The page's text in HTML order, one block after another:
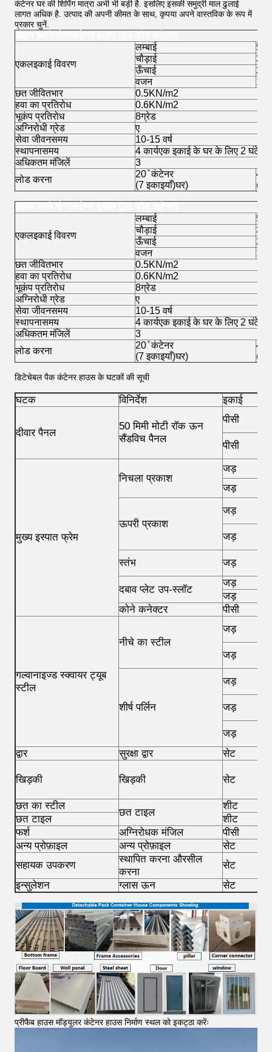
कंटेनर घर की शिपिंग मात्रा अभी भी बड़ी है. इसलिए इसकी समुद्री माल ढुलाई
लागत अधिक है. उत्पाद की अपनी कीमत के साथ, कृपया अपने वास्तविक के रूप में
प्रकार चुनें.
एकलइकाई विवरण
लम्बाई
चौड़ाई
ऊँचाई
वजन
छत जीवितभार
0.5KN/m2
हवा का प्रतिरोध
0.6KN/m2
भूकंप प्रतिरोध
8ग्रेड
अग्निरोधी ग्रेड
ए
सेवा जीवनसमय
10-15 वर्ष
स्थापनासमय 4 कार्यएक इकाई के घर के लिए 2 घंटे
अधिकतम मंजिलें
3
लोड करना
20 ̊ कंटेनर
(7 इकाइयाँ)घर)
40
(17
एकलइकाई विवरण
लम्बाई
चौड़ाई
ऊँचाई
वजन
छत जीवितभार
0.5KN/m2
हवा का प्रतिरोध
0.6KN/m2
भूकंप प्रतिरोध
8ग्रेड
अग्निरोधी ग्रेड
ए
सेवा जीवनसमय
10-15 वर्ष
स्थापनासमय 4 कार्यएक इकाई के घर के लिए 2 घंटे
अधिकतम मंजिलें
3
लोड करना
20 ̊ कंटेनर
(7 इकाइयाँ)घर)
40
(17
डिटेचेबल पैक कंटेनर हाउस के घटकों की सूची
घटक विनिर्देश इकाई
दीवार पैनल
50 मिमी मोटी रॉक ऊन
सैंडविच पैनल
पीसी
पीसी
मुख्य इस्पात फ्रेम
निचला प्रकाश
जड़
जड़
ऊपरी प्रकाश
जड़
जड़
स्तंभ जड़
दबाव प्लेट उप-स्लॉट
जड़
जड़
कोने कनेक्टर
पीसी
गल्वानाइज्ड स्क्वायर ट्यूब
स्टील
नीचे का स्टील
जड़
जड़
शीर्ष पर्लिन
जड़
जड़
जड़
द्वार
सुरक्षा द्वार सेट
खिड़की खिड़की सेट
छत का स्टील
छत टाइल
शीट
छत टाइल
शीट
फर्श
अग्निरोधक मंजिल पीसी
अन्य प्रोफ़ाइल
अन्य प्रोफ़ाइल सेट
सहायक उपकरण
स्थापित करना औरसील
करना
सेट
इन्सुलेशन
ग्लास ऊन सेट
प्रीफैब हाउस मॉड्यूलर कंटेनर हाउस निर्माण स्थल को इकट्ठा करेंः